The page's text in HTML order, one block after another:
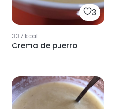
3
337kcal
Crema de puerro